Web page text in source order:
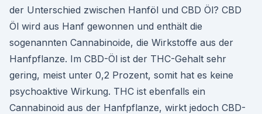
der Unterschied zwischen Hanföl und CBD Öl? CBD
Öl wird aus Hanf gewonnen und enthält die
sogenannten Cannabinoide, die Wirkstoffe aus der
Hanfpflanze. Im CBD-Öl ist der THC-Gehalt sehr
gering, meist unter 0,2 Prozent, somit hat es keine
psychoaktive Wirkung. THC ist ebenfalls ein
Cannabinoid aus der Hanfpflanze, wirkt jedoch CBD-